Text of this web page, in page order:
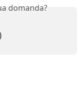
domanda?